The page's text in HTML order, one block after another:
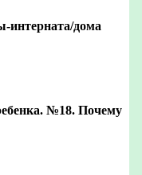
интерната/дома
№18. Почему